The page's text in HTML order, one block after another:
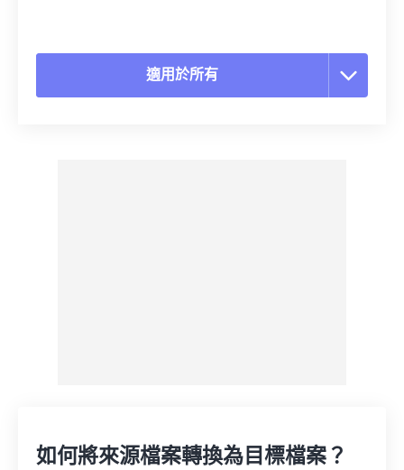
適用於所有
如何將來源檔案轉換為目標檔案？